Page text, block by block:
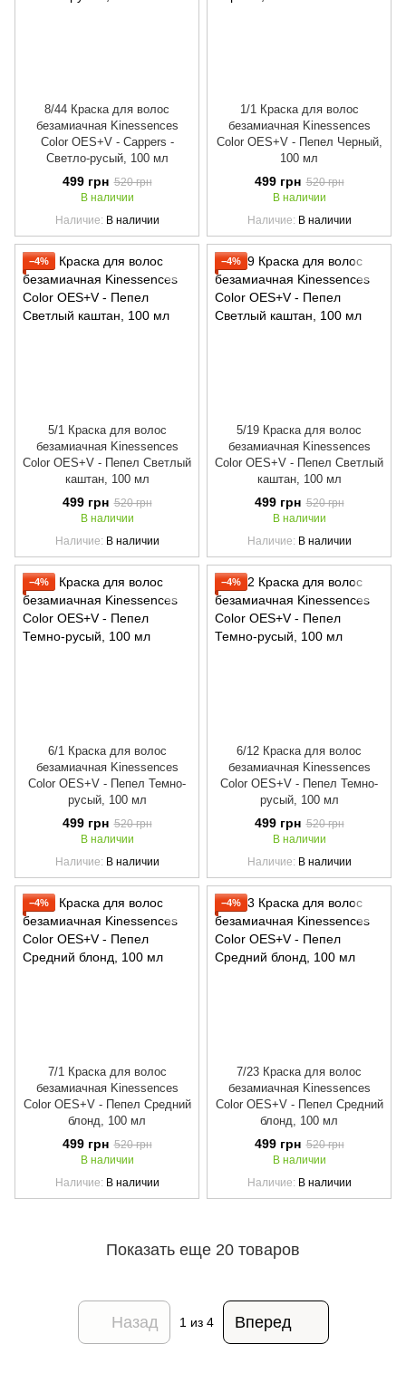
8/44 Краска для волос
безамиачная Kinessences
Color OES+V - Cappers -
Светло-русый, 100 мл
499 грн 520 грн
В наличии
Наличие
В наличии
1/1 Краска для волос
безамиачная Kinessences
Color OES+V - Пепел Черный,
100 мл
499 грн 520 грн
В наличии
Наличие
В наличии
−4%
5/1 Краска для волос
безамиачная Kinessences
Color OES+V - Пепел Светлый
каштан, 100 мл
499 грн 520 грн
В наличии
Наличие
В наличии
−4%
5/19 Краска для волос
безамиачная Kinessences
Color OES+V - Пепел Светлый
каштан, 100 мл
499 грн 520 грн
В наличии
Наличие
В наличии
−4%
6/1 Краска для волос
безамиачная Kinessences
Color OES+V - Пепел Темно-
русый, 100 мл
499 грн 520 грн
В наличии
Наличие
В наличии
−4%
6/12 Краска для волос
безамиачная Kinessences
Color OES+V - Пепел Темно-
русый, 100 мл
499 грн 520 грн
В наличии
Наличие
В наличии
−4%
7/1 Краска для волос
безамиачная Kinessences
Color OES+V - Пепел Средний
блонд, 100 мл
499 грн 520 грн
В наличии
Наличие
В наличии
−4%
7/23 Краска для волос
безамиачная Kinessences
Color OES+V - Пепел Средний
блонд, 100 мл
499 грн 520 грн
В наличии
Наличие
В наличии
Показать еще 20 товаров
Назад 1из 4 Вперед